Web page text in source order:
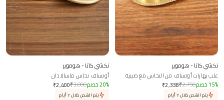
نكشي كاتا - هوموير
علب بهارات أوتساف من النحاس مع صينية
وملعقة
₹2,338₹2,750 15% خصم
يتم الشحن خلال 7 أيام
نكشي كاتا - هوموير
أوتساف نحاس ماسالادان
₹2,400₹3,000 20% خصم
يتم الشحن خلال 7 أيام